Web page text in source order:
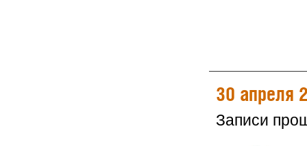
30 апреля
Записи